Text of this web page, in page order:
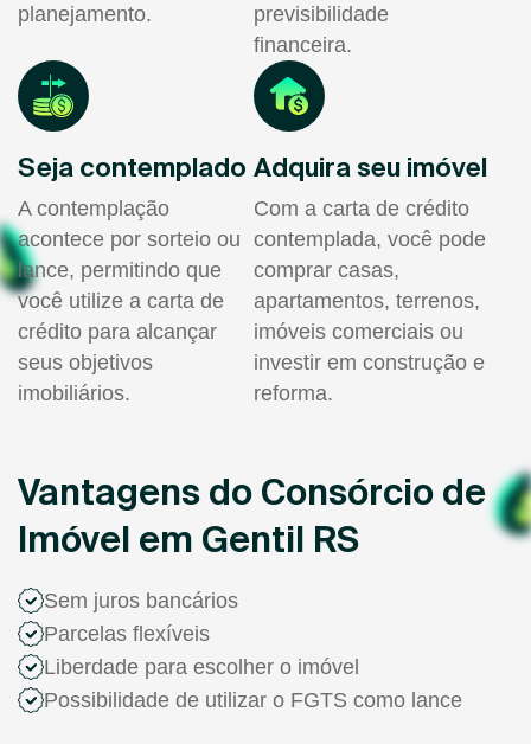
planejamento.
previsibilidade
financeira.
Seja contemplado
A contemplação
acontece por sorteio ou
lance, permitindo que
você utilize a carta de
crédito para alcançar
seus objetivos
imobiliários.
Adquira seu imóvel
Com a carta de crédito
contemplada, você pode
comprar casas,
apartamentos, terrenos,
imóveis comerciais ou
investir em construção e
reforma.
Vantagens do Consórcio de
Imóvel em Gentil RS
Sem juros bancários
Parcelas flexíveis
Liberdade para escolher o imóvel
Possibilidade de utilizar o FGTS como lance